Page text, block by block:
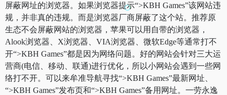
屏蔽网址的浏览器。如果浏览器提示“>KBH Games”该网站违
规，并非真的违规。而是浏览器厂商屏蔽了这个站。推荐原
生态不会屏蔽网站的浏览器，苹果可以用自带的浏览器，
Alook浏览器、X浏览器、VIA浏览器、微软Edge等通常打不
开“>KBH Games”都是因为网络问题。好的网站会针对三大运
营商(电信、移动、联通)进行优化，所以小网站会遇到一些网
络打不开。可以来牟准导航寻找“>KBH Games”最新网址、
“>KBH Games”发布页和“>KBH Games”备用网址。一劳永逸